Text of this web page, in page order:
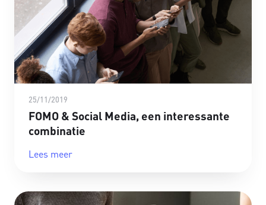
25/11/2019
FOMO & Social Media, een interessante
combinatie
Lees meer